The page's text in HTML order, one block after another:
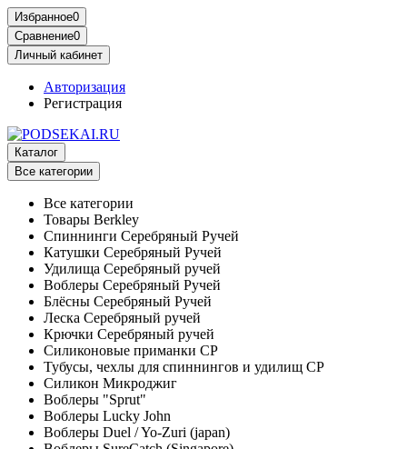
Избранное0
Сравнение0
Личный кабинет
Авторизация
Регистрация
Каталог
Все категории
Все категории
Товары Berkley
Спиннинги Серебряный Ручей
Катушки Серебряный Ручей
Удилища Серебряный ручей
Воблеры Серебряный Ручей
Блёсны Серебряный Ручей
Леска Серебряный ручей
Крючки Серебряный ручей
Силиконовые приманки СР
Тубусы, чехлы для спиннингов и удилищ СР
Силикон Микроджиг
Воблеры "Sprut"
Воблеры Lucky John
Воблеры Duel / Yo-Zuri (japan)